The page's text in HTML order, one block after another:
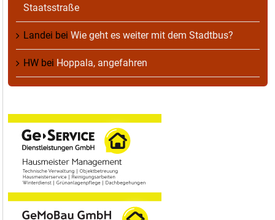
Staatsstraße
Landei bei Wie geht es weiter mit dem Stadtbus?
HW bei Hoppala, angefahren